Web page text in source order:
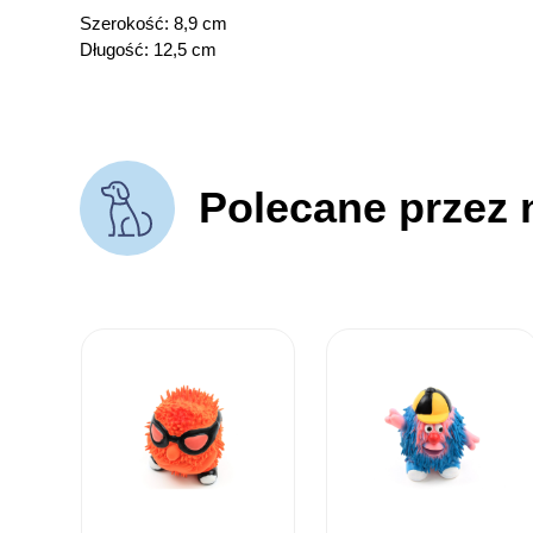
Szerokość: 8,9 cm
Długość: 12,5 cm
Polecane przez